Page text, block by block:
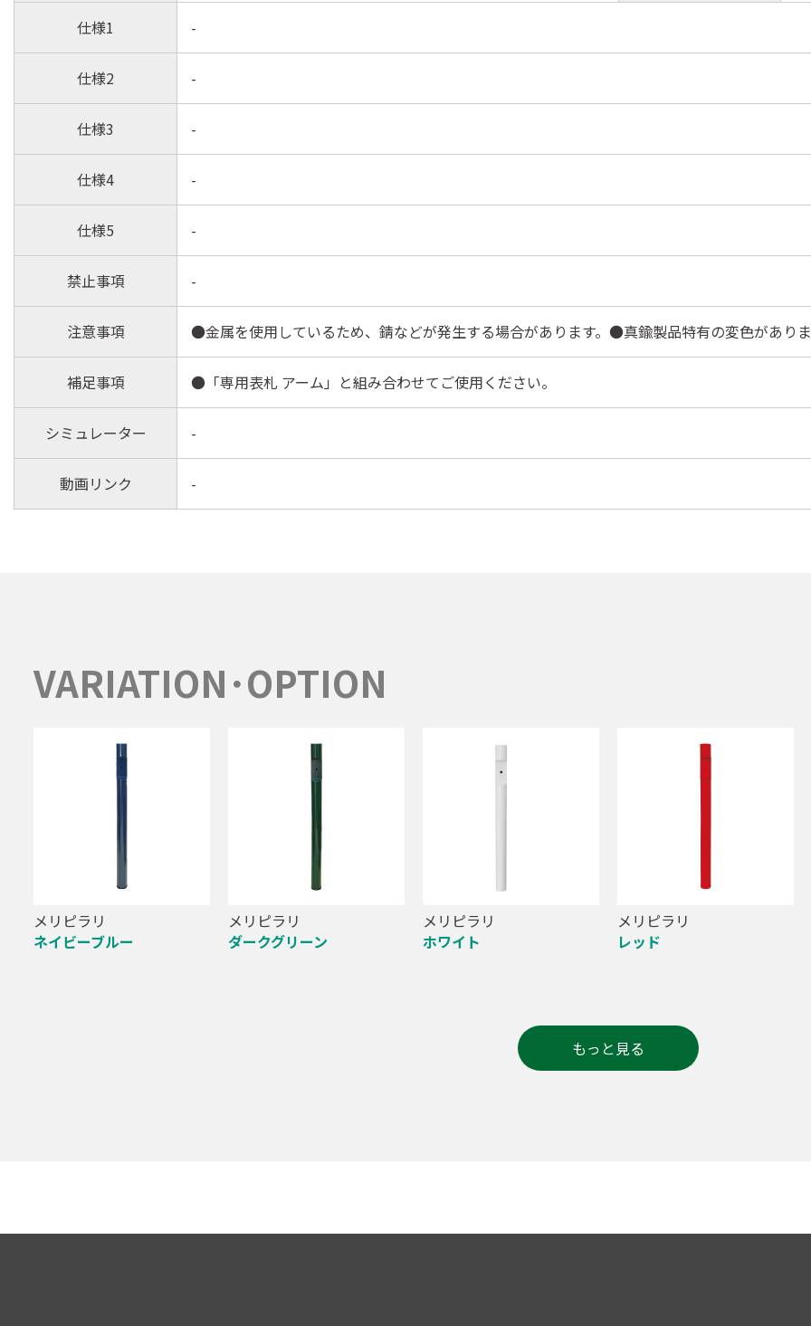
仕様1 -
仕様2 -
仕様3 -
仕様4 -
仕様5 -
禁止事項 -
注意事項 ●金属を使用しているため、錆などが発生する場合があります。●真鍮製品特有の変色があり
補足事項 ●「専用表札 アーム」と組み合わせてご使用ください。
シミュレーター -
動画リンク -
VARIATION･OPTION
メリピラリ
ネイビーブルー
メリピラリ
ダークグリーン
メリピラリ
ホワイト
メリピラリ
レッド
もっと見る